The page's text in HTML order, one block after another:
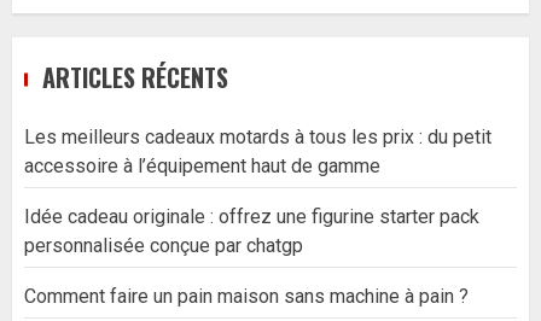
ARTICLES RÉCENTS
Les meilleurs cadeaux motards à tous les prix : du petit
accessoire à l’équipement haut de gamme
Idée cadeau originale : offrez une figurine starter pack
personnalisée conçue par chatgp
Comment faire un pain maison sans machine à pain ?